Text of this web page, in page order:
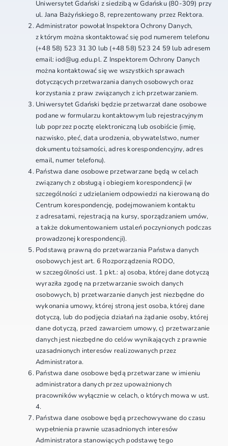
Uniwersytet Gdański z siedzibą w Gdańsku (80-309) przy
ul. Jana Bażyńskiego 8, reprezentowany przez Rektora.
Administrator powołał Inspektora Ochrony Danych,
z którym można skontaktować się pod numerem telefonu
(+48 58) 523 31 30 lub (+48 58) 523 24 59 lub adresem
email: iod@ug.edu.pl. Z Inspektorem Ochrony Danych
można kontaktować się we wszystkich sprawach
dotyczących przetwarzania danych osobowych oraz
korzystania z praw związanych z ich przetwarzaniem.
Uniwersytet Gdański będzie przetwarzał dane osobowe
podane w formularzu kontaktowym lub rejestracyjnym
lub poprzez pocztę elektroniczną lub osobiście (imię,
nazwisko, płeć, data urodzenia, obywatelstwo, numer
dokumentu tożsamości, adres korespondencyjny, adres
email, numer telefonu).
Państwa dane osobowe przetwarzane będą w celach
związanych z obsługą i obiegiem korespondencji (w
szczególności z udzielaniem odpowiedzi na kierowaną do
Centrum korespondencję, podejmowaniem kontaktu
z adresatami, rejestracją na kursy, sporządzaniem umów,
a także dokumentowaniem ustaleń poczynionych podczas
prowadzonej korespondencji).
Podstawą prawną do przetwarzania Państwa danych
osobowych jest art. 6 Rozporządzenia RODO,
w szczególności ust. 1 pkt.: a) osoba, której dane dotyczą
wyraziła zgodę na przetwarzanie swoich danych
osobowych, b) przetwarzanie danych jest niezbędne do
wykonania umowy, której stroną jest osoba, której dane
dotyczą, lub do podjęcia działań na żądanie osoby, której
dane dotyczą, przed zawarciem umowy, c) przetwarzanie
danych jest niezbędne do celów wynikających z prawnie
uzasadnionych interesów realizowanych przez
Administratora.
Państwa dane osobowe będą przetwarzane w imieniu
administratora danych przez upoważnionych
pracowników wyłącznie w celach, o których mowa w ust.
4.
Państwa dane osobowe będą przechowywane do czasu
wypełnienia prawnie uzasadnionych interesów
Administratora stanowiących podstawę tego